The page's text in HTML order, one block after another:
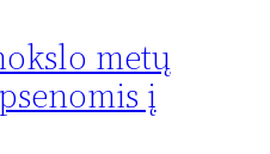
metų
į